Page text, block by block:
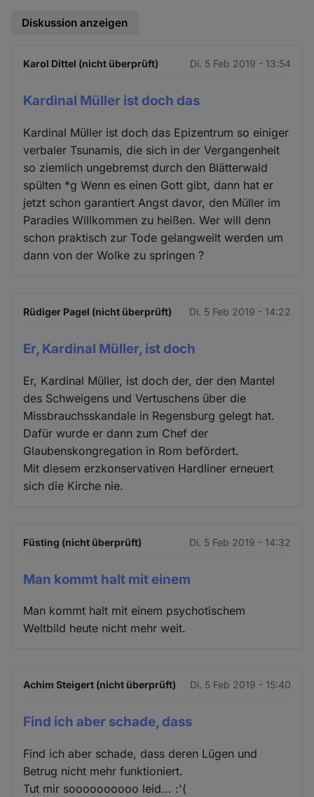
Diskussion anzeigen
Karol Dittel (nicht überprüft) Di. 5 Feb 2019 - 13:54
Kardinal Müller ist doch das
Kardinal Müller ist doch das Epizentrum so einiger
verbaler Tsunamis, die sich in der Vergangenheit
so ziemlich ungebremst durch den Blätterwald
spülten *g Wenn es einen Gott gibt, dann hat er
jetzt schon garantiert Angst davor, den Müller im
Paradies Willkommen zu heißen. Wer will denn
schon praktisch zur Tode gelangweilt werden um
dann von der Wolke zu springen ?
Rüdiger Pagel (nicht überprüft) Di. 5 Feb 2019 - 14:22
Er, Kardinal Müller, ist doch
Er, Kardinal Müller, ist doch der, der den Mantel
des Schweigens und Vertuschens über die
Missbrauchsskandale in Regensburg gelegt hat.
Dafür wurde er dann zum Chef der
Glaubenskongregation in Rom befördert.
Mit diesem erzkonservativen Hardliner erneuert
sich die Kirche nie.
Füsting (nicht überprüft) Di. 5 Feb 2019 - 14:32
Man kommt halt mit einem
Man kommt halt mit einem psychotischem
Weltbild heute nicht mehr weit.
Achim Steigert (nicht überprüft) Di. 5 Feb 2019 - 15:40
Find ich aber schade, dass
Find ich aber schade, dass deren Lügen und
Betrug nicht mehr funktioniert.
Tut mir soooooooooo leid... :'(